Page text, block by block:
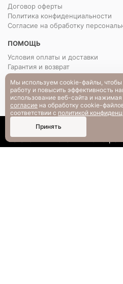
Каталог Поиск
Договор оферты
Политика конфиденциальности
Согласие на обработку
ПОМОЩЬ
Условия оплаты и доставки
Гарантия и возврат
РАЗМЕРНАЯ СЕТКА
Вопрос-ответ
Мы используем cookie-файлы, чтобы
работу и повысить эффективность
использование веб-сайта и
согласие на обработку cookie-
соответствии с политикой
Принять